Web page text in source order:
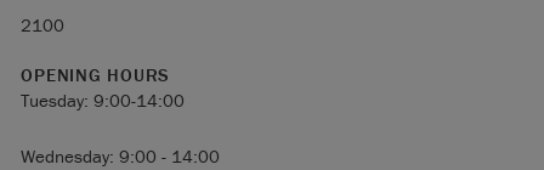
2100
OPENING HOURS
Tuesday: 9:00-14:00
Wednesday: 9:00 - 14:00